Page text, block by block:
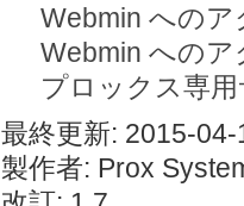
Webmin への
Webmin への
プロックス専
最終更新: 2015-
製作者: Prox